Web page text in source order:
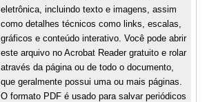
eletrônica, incluindo texto e imagens, assim
como detalhes técnicos como links, escalas,
gráficos e conteúdo interativo. Você pode abrir
este arquivo no Acrobat Reader gratuito e rolar
através da página ou de todo o documento,
que geralmente possui uma ou mais páginas.
O formato PDF é usado para salvar periódicos